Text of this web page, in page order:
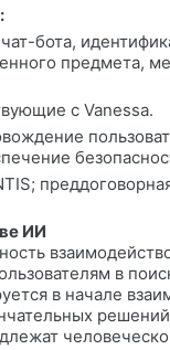
бота,
предмета,
с Vanessa.
ИИ
в
в начале